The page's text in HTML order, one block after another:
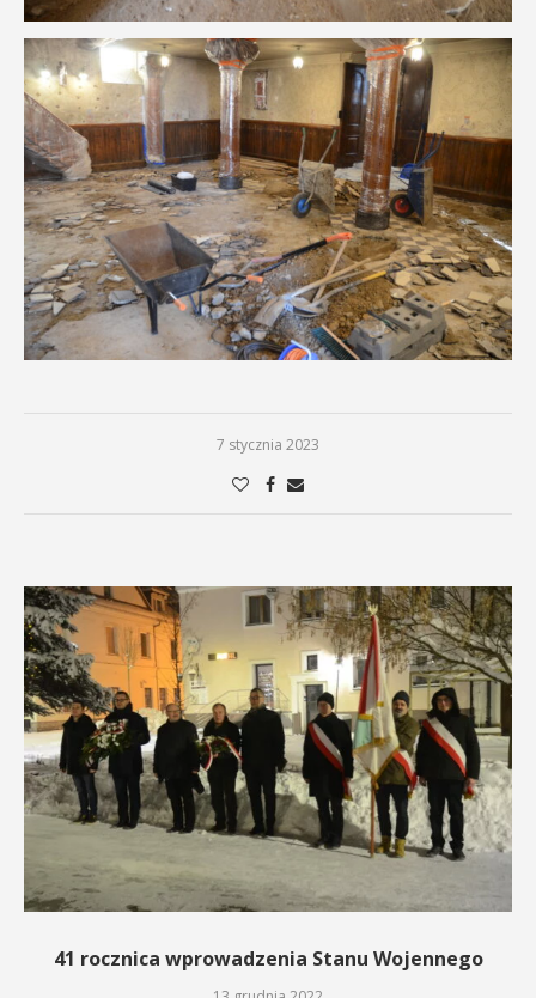
7 stycznia 2023
41 rocznica wprowadzenia Stanu Wojennego